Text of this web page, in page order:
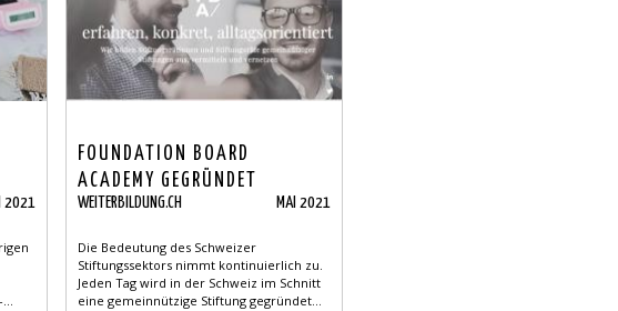
2021
FOUNDATION BOARD
ACADEMY GEGRÜNDET
WEITERBILDUNG.CH MAI 2021
Die Bedeutung des Schweizer
Stiftungssektors nimmt kontinuierlich zu.
Jeden Tag wird in der Schweiz im Schnitt
eine gemeinnützige Stiftung gegründet...